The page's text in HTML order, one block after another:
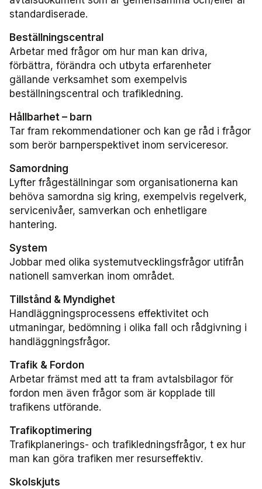
Användargrupp förarcertifiering Buss
Nationellt material Buss
Lokalt material Buss
Användargrupp förarcertifiering Serviceresor
Nationellt material Serviceresor
Lokalt material Serviceresor
Användarträffar
Användargrupp Kollbar
Biljettkontroll­nätverket 2026
Biljettkontroll­nätverket 2025
Biljettkontroll­nätverket 2024
Biljettkontroll­nätverket 2023
Biljettkontroll­nätverket 2022
standardiserade.
Beställningscentral
Arbetar med frågor om hur man kan driva,
förbättra, förändra och utbyta erfarenheter
gällande verksamhet som exempelvis
beställningscentral och trafikledning.
Hållbarhet – barn
Tar fram rekommendationer och kan ge råd i frågor
som berör barnperspektivet inom serviceresor.
Samordning
Lyfter frågeställningar som organisationerna kan
behöva samordna sig kring, exempelvis regelverk,
servicenivåer, samverkan och enhetligare
hantering.
System
Jobbar med olika systemutvecklingsfrågor utifrån
nationell samverkan inom området.
Tillstånd & Myndighet
Handläggningsprocessens effektivitet och
utmaningar, bedömning i olika fall och rådgivning i
handläggningsfrågor.
Trafik & Fordon
Arbetar främst med att ta fram avtalsbilagor för
fordon men även frågor som är kopplade till
trafikens utförande.
Trafikoptimering
Trafikplanerings- och trafikledningsfrågor, t ex hur
man kan göra trafiken mer resurseffektiv.
Skolskjuts